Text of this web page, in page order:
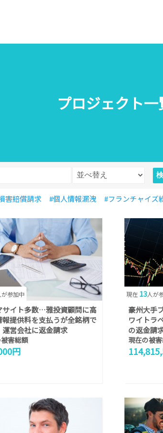
プロジェクト一
害賠償請求 #個人情報漏洩 #フランチャイズ
が参加中
サイト多数…雅投資顧問に高
報提供料を支払うが全銘柄で
運営会社に返金請求
害総額
円
現在13人が
豪州大手
ワイトラ
の返金請
現在の被